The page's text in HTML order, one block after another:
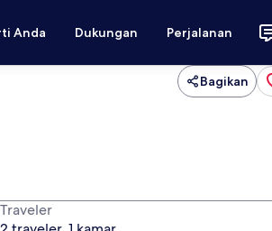
Anda Dukungan Perjalanan
Bagikan
Traveler